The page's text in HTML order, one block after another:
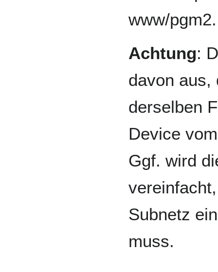
www/pgm2.
Achtung:
davon aus,
derselben
Device
Ggf. wird
Subnetz
muss.